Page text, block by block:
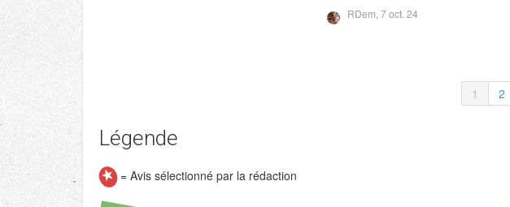
RDem, 7 oct. 24
1 2
Légende
= Avis sélectionné par la rédaction